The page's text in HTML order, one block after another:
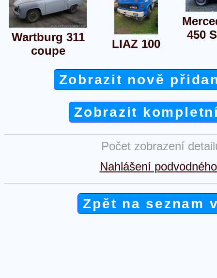
Wartburg 311
coupe
LIAZ 100
450
Zobrazit nově
Zobrazit
Počet zobrazení
Nahlášení
Zpět na seznam